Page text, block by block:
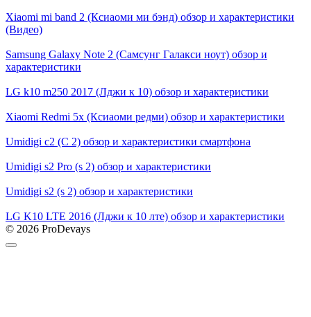
Xiaomi mi band 2 (Ксиаоми ми бэнд) обзор и характеристики
(Видео)
Samsung Galaxy Note 2 (Самсунг Галакси ноут) обзор и
характеристики
LG k10 m250 2017 (Лджи к 10) обзор и характеристики
Xiaomi Redmi 5x (Ксиаоми редми) обзор и характеристики
Umidigi c2 (С 2) обзор и характеристики смартфона
Umidigi s2 Pro (s 2) обзор и характеристики
Umidigi s2 (s 2) обзор и характеристики
LG K10 LTE 2016 (Лджи к 10 лте) обзор и характеристики
© 2026 ProDevays